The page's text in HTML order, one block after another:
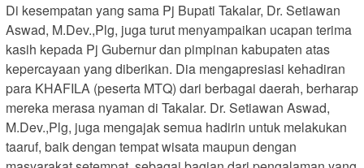
Di kesempatan yang sama Pj Bupati Takalar, Dr. Setiawan
Aswad, M.Dev.,Plg, juga turut menyampaikan ucapan terima
kasih kepada Pj Gubernur dan pimpinan kabupaten atas
kepercayaan yang diberikan. Dia mengapresiasi kehadiran
para KHAFILA (peserta MTQ) dari berbagai daerah, berharap
mereka merasa nyaman di Takalar. Dr. Setiawan Aswad,
M.Dev.,Plg, juga mengajak semua hadirin untuk melakukan
taaruf, baik dengan tempat wisata maupun dengan